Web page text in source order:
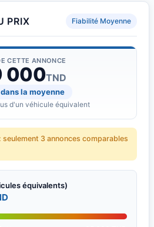
PRIX Fiabilité Moyenne
CETTE ANNONCE
000TND
la moyenne
d'un véhicule équivalent
3 annonces comparables
équivalents)